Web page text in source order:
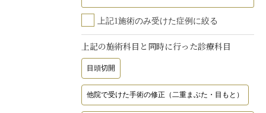
上記1施術のみ受けた症例に絞る
上記の施術科目と同時に行った診療科目
目頭切開
他院で受けた手術の修正（二重まぶた・目もと）